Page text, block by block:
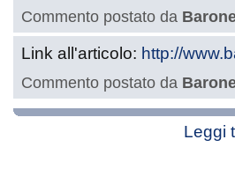
Commento postato da
Link all'articolo: http://
Commento postato da
Leggi